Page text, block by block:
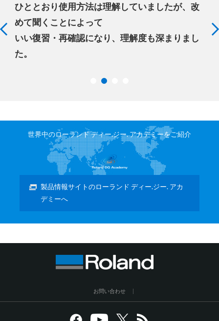
ひととおり使用方法は理解していましたが、改
めて聞くことによって
いい復習・再確認になり、理解度も深まりまし
た。
世界中のローランド ディー.ジー. アカデミーをご紹介
製品情報サイトのローランド ディー.ジー. アカ
デミーへ
お問い合わせ